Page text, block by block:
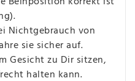
Nichtgebrauch von
sie sicher auf.
Gesicht zu Dir sitzen,
halten kann.